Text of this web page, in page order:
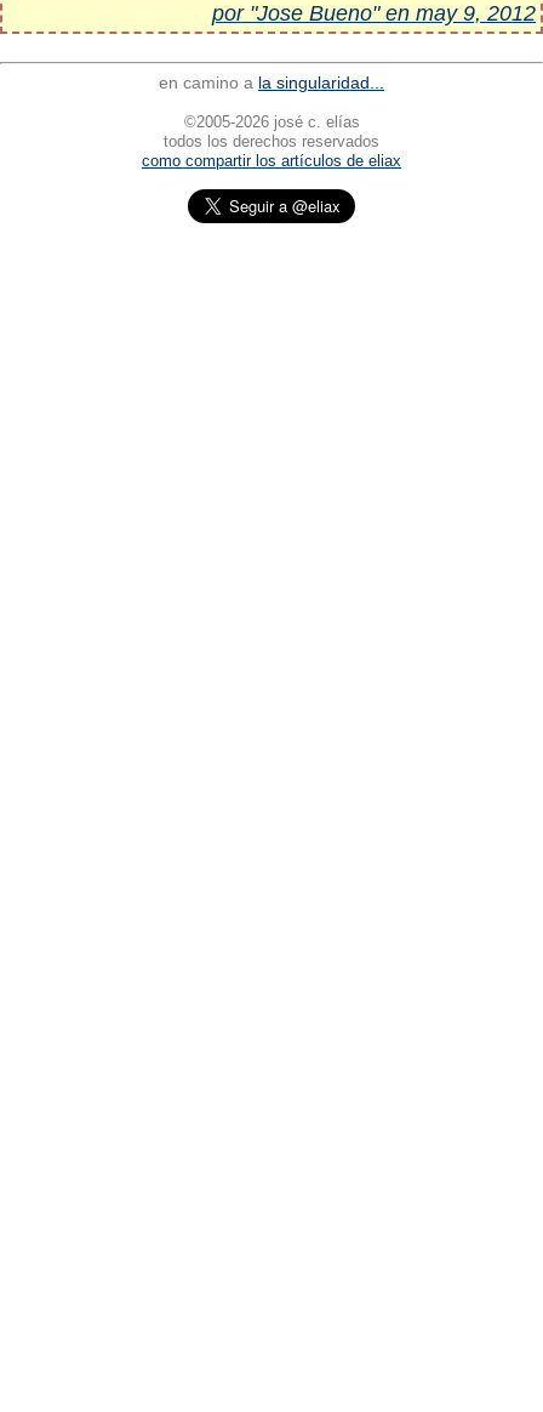
por "Jose Bueno" en may 9, 2012
en camino a la singularidad...
©2005-2026 josé c. elías
todos los derechos reservados
como compartir los artículos de eliax